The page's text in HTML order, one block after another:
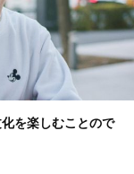
を楽しむことので